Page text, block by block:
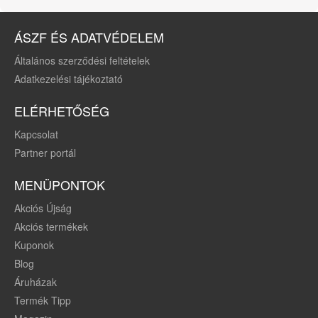
ÁSZF ÉS ADATVÉDELEM
Általános szerződési feltételek
Adatkezelési tájékoztató
ELÉRHETŐSÉG
Kapcsolat
Partner portál
MENÜPONTOK
Akciós Újság
Akciós termékek
Kuponok
Blog
Áruházak
Termék Tipp